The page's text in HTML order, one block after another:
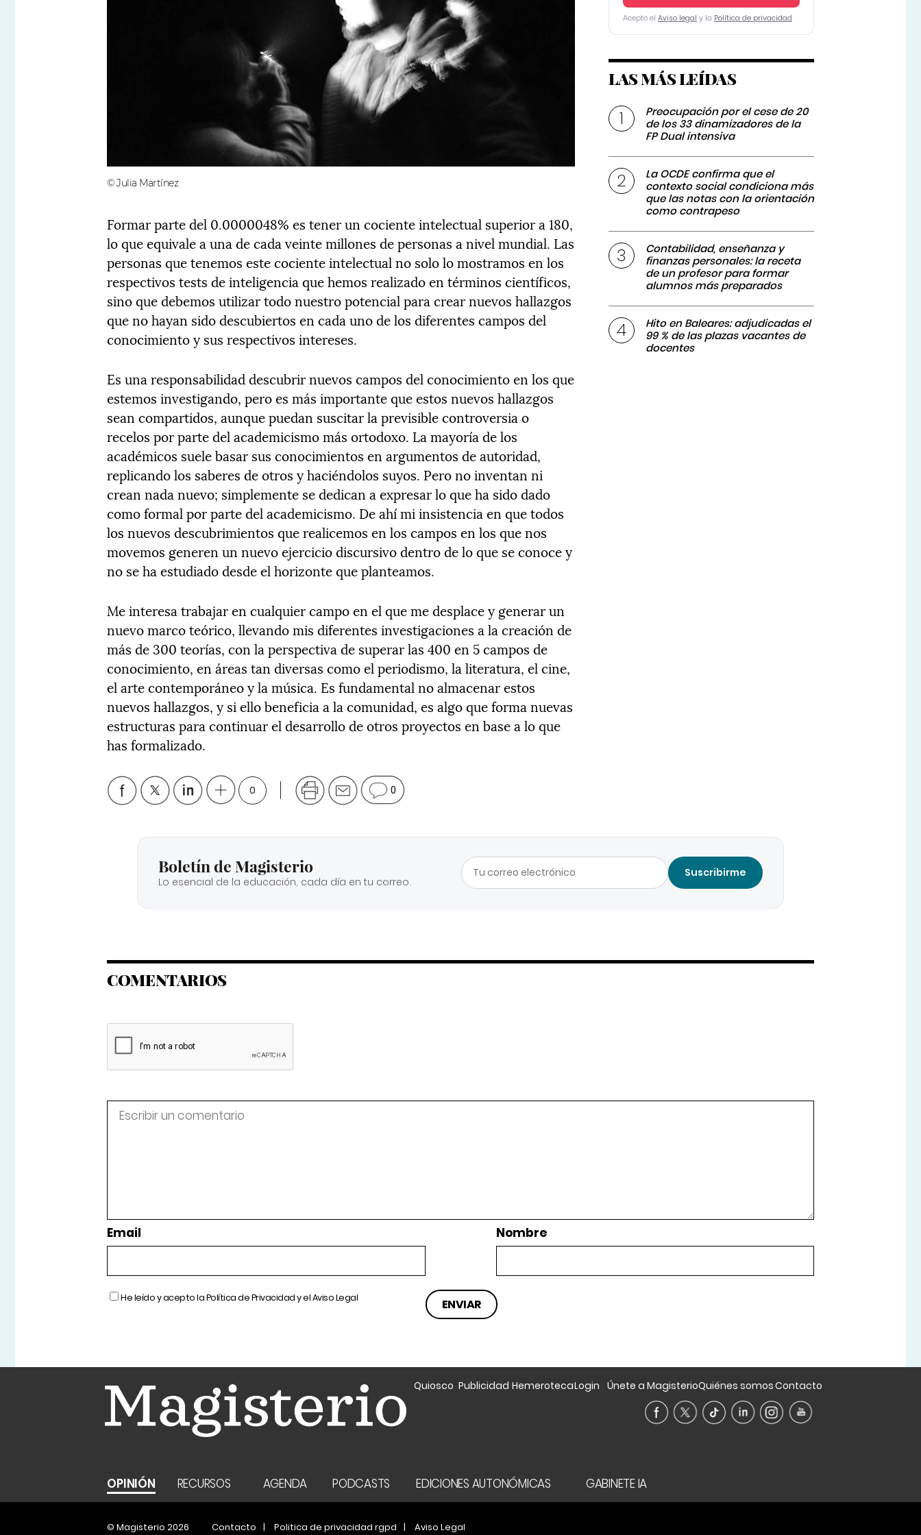
© Julia Martínez
Formar parte del 0.0000048% es tener un cociente intelectual superior a 180,
lo que equivale a una de cada veinte millones de personas a nivel mundial. Las
personas que tenemos este cociente intelectual no solo lo mostramos en los
respectivos tests de inteligencia que hemos realizado en términos científicos,
sino que debemos utilizar todo nuestro potencial para crear nuevos hallazgos
que no hayan sido descubiertos en cada uno de los diferentes campos del
conocimiento y sus respectivos intereses.
Es una responsabilidad descubrir nuevos campos del conocimiento en los que
estemos investigando, pero es más importante que estos nuevos hallazgos
sean compartidos, aunque puedan suscitar la previsible controversia o
recelos por parte del academicismo más ortodoxo. La mayoría de los
académicos suele basar sus conocimientos en argumentos de autoridad,
replicando los saberes de otros y haciéndolos suyos. Pero no inventan ni
crean nada nuevo; simplemente se dedican a expresar lo que ha sido dado
como formal por parte del academicismo. De ahí mi insistencia en que todos
los nuevos descubrimientos que realicemos en los campos en los que nos
movemos generen un nuevo ejercicio discursivo dentro de lo que se conoce y
no se ha estudiado desde el horizonte que planteamos.
Me interesa trabajar en cualquier campo en el que me desplace y generar un
nuevo marco teórico, llevando mis diferentes investigaciones a la creación de
más de 300 teorías, con la perspectiva de superar las 400 en 5 campos de
conocimiento, en áreas tan diversas como el periodismo, la literatura, el cine,
el arte contemporáneo y la música. Es fundamental no almacenar estos
nuevos hallazgos, y si ello beneficia a la comunidad, es algo que forma nuevas
estructuras para continuar el desarrollo de otros proyectos en base a lo que
has formalizado.
0 0
Acepto el Aviso legal y la Política de privacidad
LAS MÁS LEÍDAS
Preocupación por el cese de 20
de los 33 dinamizadores de la
FP Dual intensiva
La OCDE confirma que el
contexto social condiciona más
que las notas con la orientación
como contrapeso
Contabilidad, enseñanza y
finanzas personales: la receta
de un profesor para formar
alumnos más preparados
Hito en Baleares: adjudicadas el
99 % de las plazas vacantes de
docentes
Boletín de Magisterio
Lo esencial de la educación, cada día en tu correo.
Suscribirme
COMENTARIOS
Email Nombre
He leído y acepto laPolítica de Privacidady elAviso Legal
Quiosco Publicidad HemerotecaLogin Únete a MagisterioQuiénes somosContacto
OPINIÓN RECURSOS AGENDA PODCASTS EDICIONES AUTONÓMICAS GABINETE IA
© Magisterio 2026 Contacto Politica de privacidad rgpd Aviso Legal